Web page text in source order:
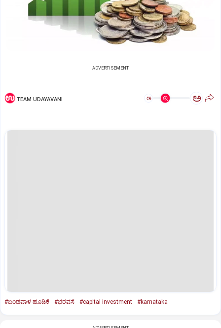
ADVERTISEMENT
TEAM UDAYAVANI ಅ ಅ
#ಬಂಡವಾಳ ಹೂಡಿಕೆ #ಭರವಸೆ #capital investment #karnataka